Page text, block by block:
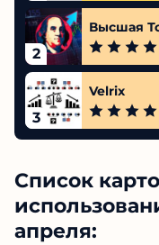
2
Высшая
3
Velrix
Список
апреля: